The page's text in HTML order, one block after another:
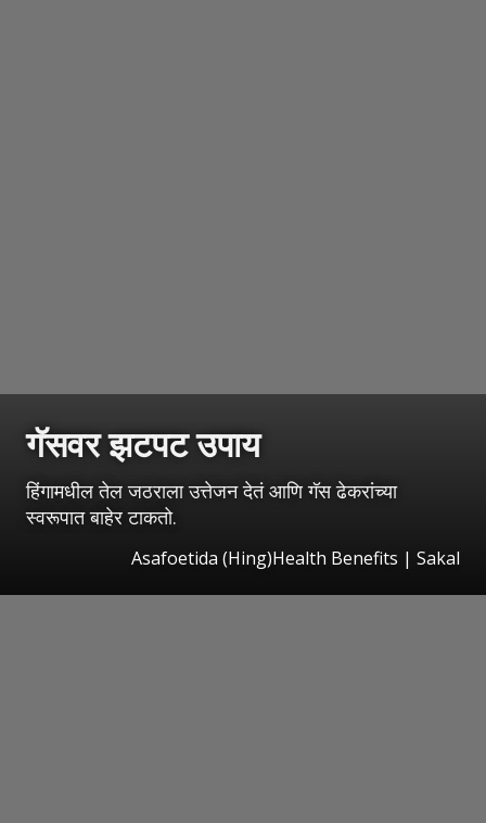
गॅसवर झटपट उपाय
हिंगामधील तेल जठराला उत्तेजन देतं आणि गॅस ढेकरांच्या
स्वरूपात बाहेर टाकतो.
Asafoetida (Hing)Health Benefits | Sakal